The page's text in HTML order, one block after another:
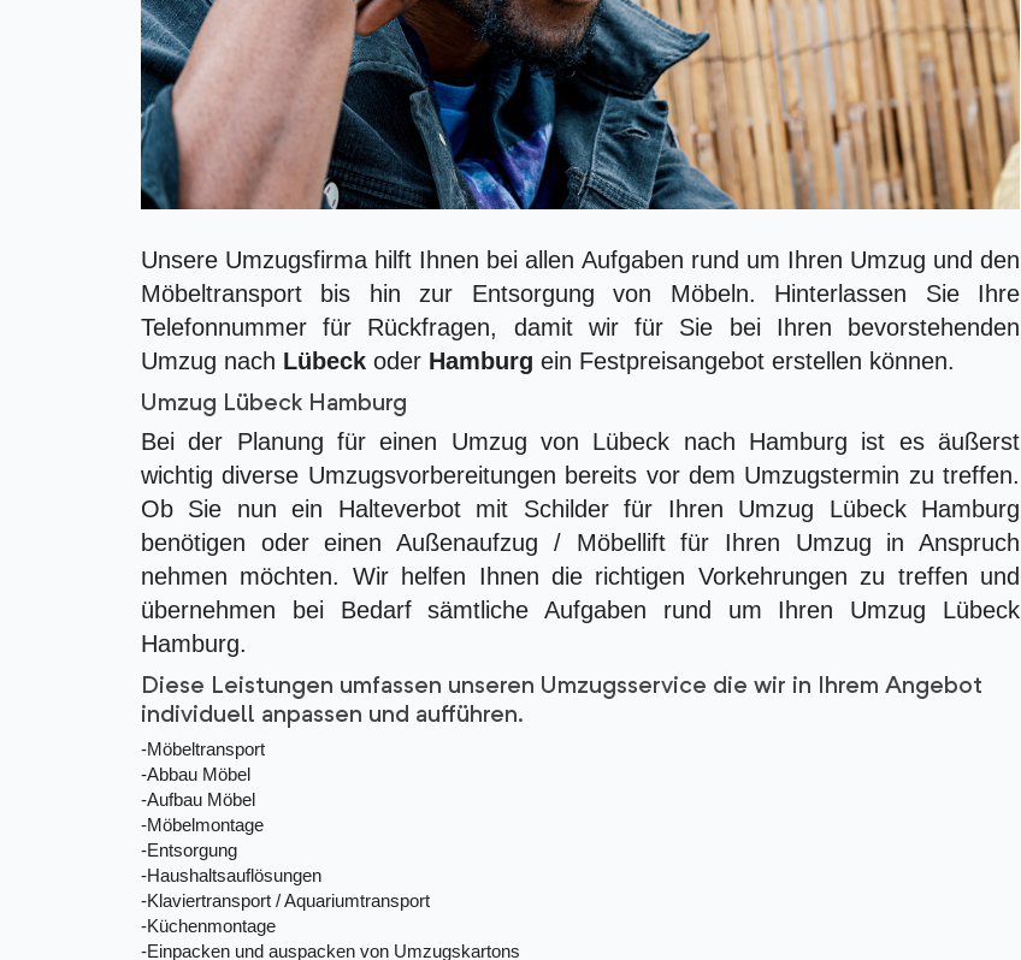
Unsere Umzugsfirma hilft Ihnen bei allen Aufgaben rund um Ihren Umzug und den
Möbeltransport bis hin zur Entsorgung von Möbeln. Hinterlassen Sie Ihre
Telefonnummer für Rückfragen, damit wir für Sie bei Ihren bevorstehenden
Umzug nach Lübeck oder Hamburg ein Festpreisangebot erstellen können.
Umzug Lübeck Hamburg
Bei der Planung für einen Umzug von Lübeck nach Hamburg ist es äußerst
wichtig diverse Umzugsvorbereitungen bereits vor dem Umzugstermin zu treffen.
Ob Sie nun ein Halteverbot mit Schilder für Ihren Umzug Lübeck Hamburg
benötigen oder einen Außenaufzug / Möbellift für Ihren Umzug in Anspruch
nehmen möchten. Wir helfen Ihnen die richtigen Vorkehrungen zu treffen und
übernehmen bei Bedarf sämtliche Aufgaben rund um Ihren Umzug Lübeck
Hamburg.
Diese Leistungen umfassen unseren Umzugsservice die wir in Ihrem Angebot
individuell anpassen und aufführen.
-Möbeltransport
-Abbau Möbel
-Aufbau Möbel
-Möbelmontage
-Entsorgung
-Haushaltsauflösungen
-Klaviertransport / Aquariumtransport
-Küchenmontage
-Einpacken und auspacken von Umzugskartons